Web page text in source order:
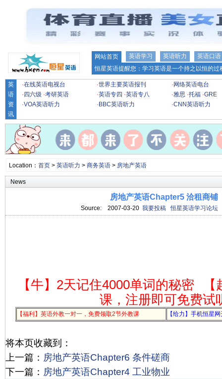
网站首页 英语学习 英语听力
英语口语
恒星英语提醒您：学习英语是一个持之以恒的
英
语
资
讯
·在线英语电视台 ·世界主要英语报刊 · 网络英语电台
· 四六级 ·考研英语 ·英语专四 ·英语专八 ·雅思 ·托福 ·GRE
·VOA英语听力 · BBC英语听力 ·CNN英语听力
Location： 首页> 英语听力 > 商务英语> 房地产英语
News
房地产英语Chapter5 洽租商铺
Source: 2007-03-20 我要投稿 恒星英语学习论坛
【牛】2天记住4000单词的秘密
课，注册即可免费试
【福利】英语外教一对一，免费领取2节外教课 【给力】手机恒星
将本页收藏到：
上一篇： 房地产英语Chapter6 条件磋商
下一篇： 房地产英语Chapter4 工业物业